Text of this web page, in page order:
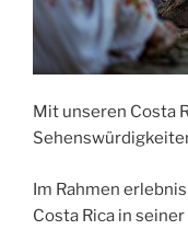
Mit unseren Costa
Im Rahmen
Costa Rica in